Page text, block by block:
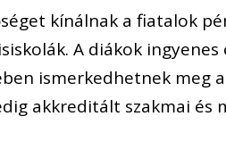
kínálnak a fiatalok
A diákok
ismerkedhetnek meg
akkreditált szakmai és